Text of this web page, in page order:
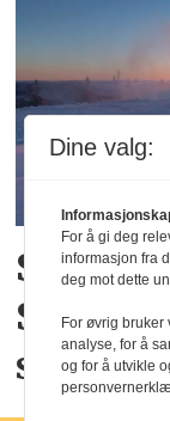
SkiStar
Dine valg:
For å gi deg
informasjon fra
deg mot dette
For øvrig
analyse, for å
og for å utvikle